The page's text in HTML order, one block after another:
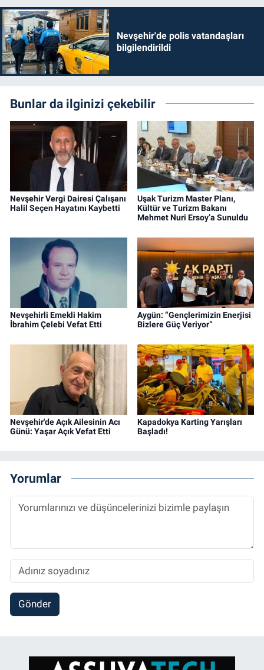
Nevşehir'de polis vatandaşları
bilgilendirildi
Bunlar da ilginizi çekebilir
Nevşehir Vergi Dairesi Çalışanı
Halil Seçen Hayatını Kaybetti
Uşak Turizm Master Planı,
Kültür ve Turizm Bakanı
Mehmet Nuri Ersoy’a Sunuldu
Nevşehirli Emekli Hakim
İbrahim Çelebi Vefat Etti
Aygün: “Gençlerimizin Enerjisi
Bizlere Güç Veriyor”
Nevşehir'de Açık Ailesinin Acı
Günü: Yaşar Açık Vefat Etti
Kapadokya Karting Yarışları
Başladı!
Yorumlar
Gönder